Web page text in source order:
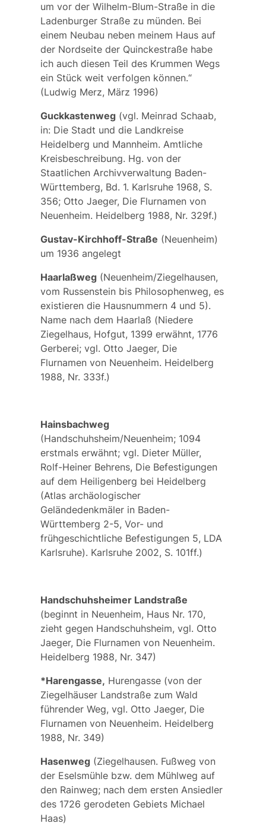
um vor der Wilhelm-Blum-Straße in die
Ladenburger Straße zu münden. Bei
einem Neubau neben meinem Haus auf
der Nordseite der Quinckestraße habe
ich auch diesen Teil des Krummen Wegs
ein Stück weit verfolgen können.“
(Ludwig Merz, März 1996)
Guckkastenweg(vgl. Meinrad Schaab,
in: Die Stadt und die Landkreise
Heidelberg und Mannheim. Amtliche
Kreisbeschreibung. Hg. von der
Staatlichen Archivverwaltung Baden-
Württemberg, Bd. 1. Karlsruhe 1968, S.
356; Otto Jaeger, Die Flurnamen von
Neuenheim. Heidelberg 1988, Nr. 329f.)
Gustav-Kirchhoff-Straße (Neuenheim)
um 1936 angelegt
Haarlaßweg(Neuenheim/Ziegelhausen,
vom Russenstein bis Philosophenweg, es
existieren die Hausnummern 4 und 5).
Name nach dem Haarlaß (Niedere
Ziegelhaus, Hofgut, 1399 erwähnt, 1776
Gerberei; vgl. Otto Jaeger, Die
Flurnamen von Neuenheim. Heidelberg
1988, Nr. 333f.)
Hainsbachweg
(Handschuhsheim/Neuenheim; 1094
erstmals erwähnt; vgl. Dieter Müller,
Rolf-Heiner Behrens, Die Befestigungen
auf dem Heiligenberg bei Heidelberg
(Atlas archäologischer
Geländedenkmäler in Baden-
Württemberg 2-5, Vor- und
frühgeschichtliche Befestigungen 5, LDA
Karlsruhe). Karlsruhe 2002, S. 101ff.)
Handschuhsheimer Landstraße
(beginnt in Neuenheim, Haus Nr. 170,
zieht gegen Handschuhsheim, vgl. Otto
Jaeger, Die Flurnamen von Neuenheim.
Heidelberg 1988, Nr. 347)
*Harengasse, Hurengasse (von der
Ziegelhäuser Landstraße zum Wald
führender Weg, vgl. Otto Jaeger, Die
Flurnamen von Neuenheim. Heidelberg
1988, Nr. 349)
Hasenweg(Ziegelhausen. Fußweg von
der Eselsmühle bzw. dem Mühlweg auf
den Rainweg; nach dem ersten Ansiedler
des 1726 gerodeten Gebiets Michael
Haas)